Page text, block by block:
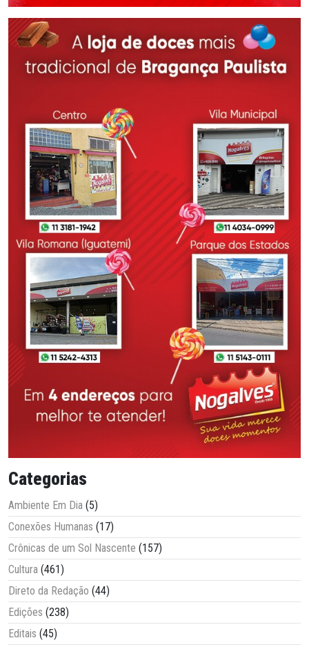
Categorias
Ambiente Em Dia (5)
Conexões Humanas (17)
Crônicas de um Sol Nascente (157)
Cultura (461)
Direto da Redação (44)
Edições (238)
Editais (45)